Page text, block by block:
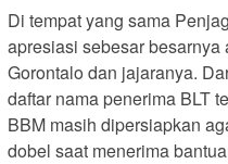
Di tempat yang sama
apresiasi sebesar
Gorontalo dan jajaranya.
daftar nama penerima BLT
BBM masih dipersiapkan
dobel saat menerima